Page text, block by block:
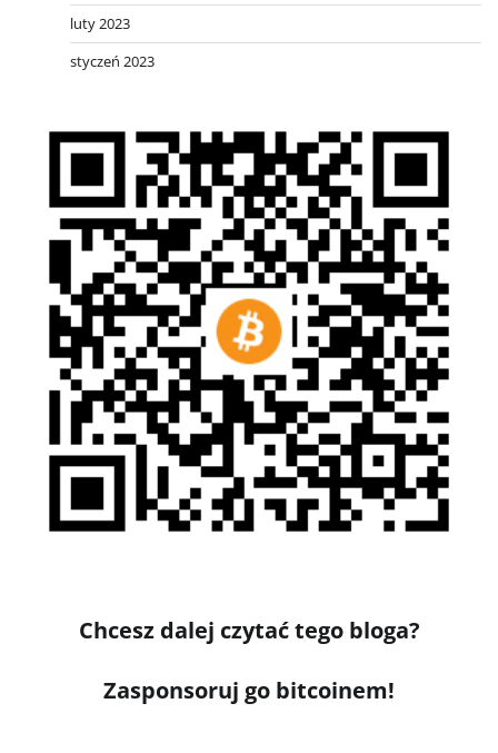
luty 2023
styczeń 2023
Chcesz dalej czytać tego bloga?
Zasponsoruj go bitcoinem!